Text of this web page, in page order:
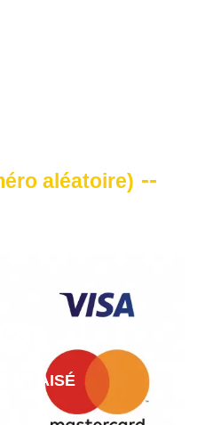
aléatoire) --
AISÉ